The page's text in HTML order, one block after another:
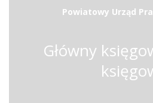
Powiatowy Urząd
Główny